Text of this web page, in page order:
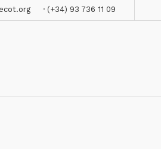
· (+34) 93 736 11 09